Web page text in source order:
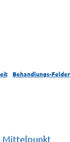
Behandlungs-Felder
Mittelpunkt